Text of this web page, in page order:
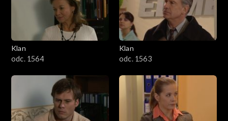
Klan
odc. 1564
Klan
odc. 1563